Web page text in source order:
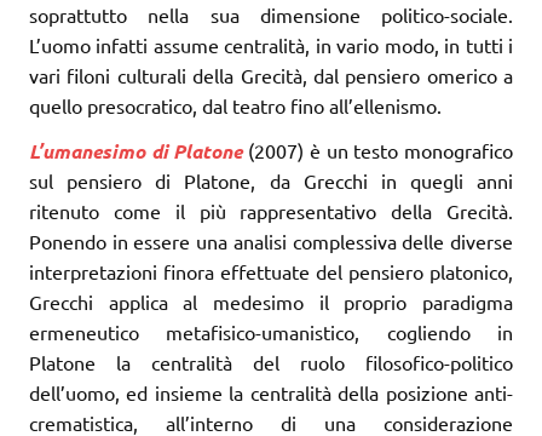
soprattutto nella sua dimensione politico-sociale.
L’uomo infatti assume centralità, in vario modo, in tutti i
vari filoni culturali della Grecità, dal pensiero omerico a
quello presocratico, dal teatro fino all’ellenismo.
L’umanesimo di Platone (2007) è un testo monografico
sul pensiero di Platone, da Grecchi in quegli anni
ritenuto come il più rappresentativo della Grecità.
Ponendo in essere una analisi complessiva delle diverse
interpretazioni finora effettuate del pensiero platonico,
Grecchi applica al medesimo il proprio paradigma
ermeneutico metafisico-umanistico, cogliendo in
Platone la centralità del ruolo filosofico-politico
dell’uomo, ed insieme la centralità della posizione anti-
crematistica, all’interno di una considerazione